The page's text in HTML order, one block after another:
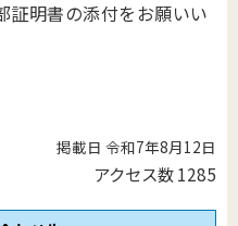
証明書の添付をお願いい
掲載日 令和7年8月12日
アクセス数1285